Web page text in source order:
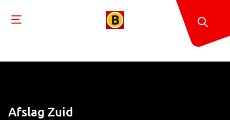
Afslag Zuid